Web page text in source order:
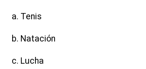
a. Tenis
b. Natación
c. Lucha